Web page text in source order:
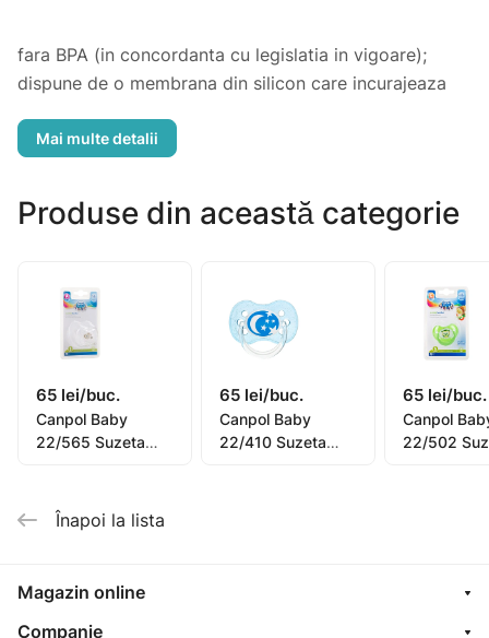
fara BPA (in concordanta cu legislatia in vigoare);
dispune de o membrana din silicon care incurajeaza
aceasta membrana elibereaza lichidul din canuta in
canutei;
membrana conceputa dintr-un silicon transparent
lichidului;
manerele se pot inlatuta, transformand canuta intr-un
dotata cu capac pentru protectie.
Produse din această categorie
65 lei/buc.
Canpol Baby
22/565 Suzeta
baby"
65 lei/buc.
Canpol Baby
22/410 Suzeta
65 lei/buc.
Canpol
22/502
Înapoi la lista
Magazin online
Companie